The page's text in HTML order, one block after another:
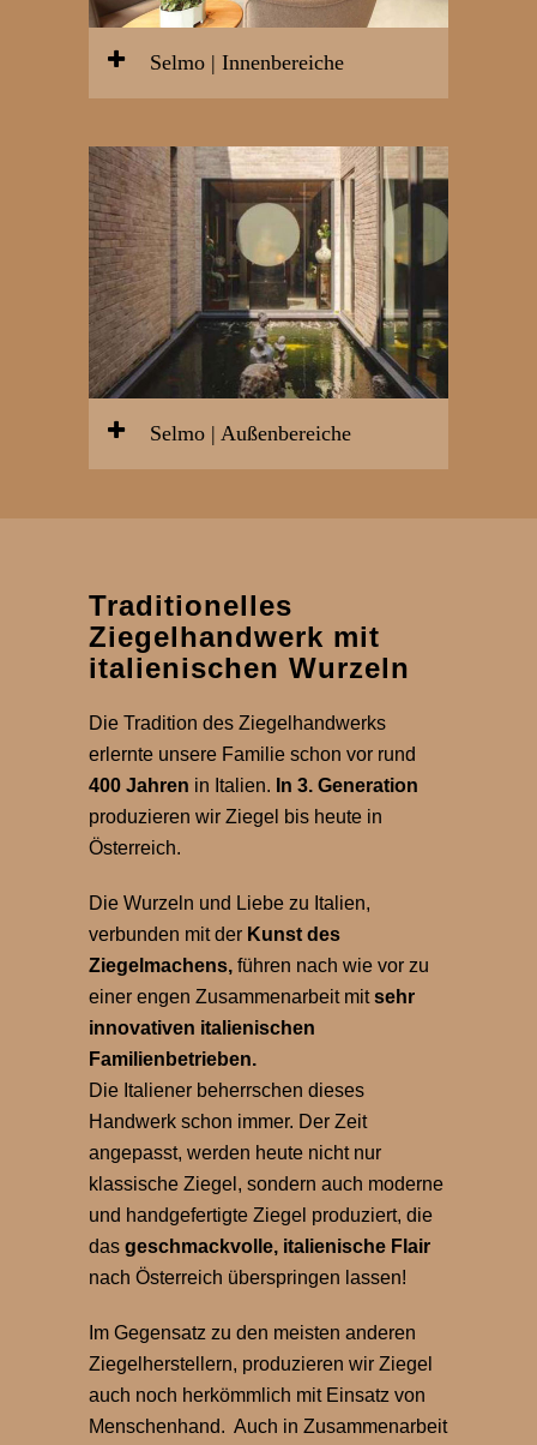
Selmo | Innenbereiche
Selmo | Außenbereiche
Traditionelles
Ziegelhandwerk mit
italienischen Wurzeln
Die Tradition des Ziegelhandwerks
erlernte unsere Familie schon vor rund
400 Jahren in Italien. In 3. Generation
produzieren wir Ziegel bis heute in
Österreich.
Die Wurzeln und Liebe zu Italien,
verbunden mit der Kunst des
Ziegelmachens, führen nach wie vor zu
einer engen Zusammenarbeit mitsehr
innovativen italienischen
Familienbetrieben.
Die Italiener beherrschen dieses
Handwerk schon immer. Der Zeit
angepasst, werden heute nicht nur
klassische Ziegel, sondern auch moderne
und handgefertigte Ziegel produziert, die
das geschmackvolle, italienische Flair
nach Österreich überspringen lassen!
Im Gegensatz zu den meisten anderen
Ziegelherstellern, produzieren wir Ziegel
auch noch herkömmlich mit Einsatz von
Menschenhand. Auch in Zusammenarbeit